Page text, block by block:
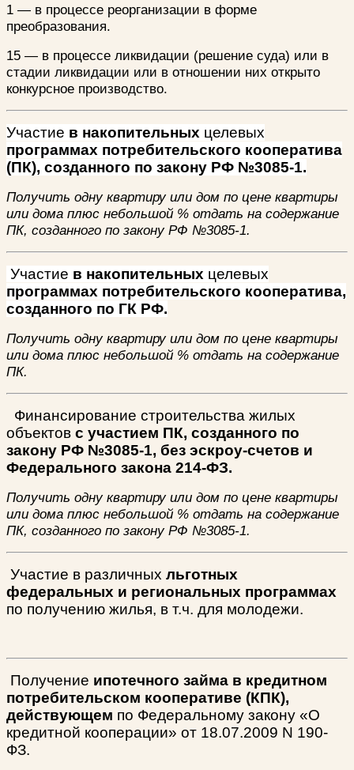
1 — в процессе реорганизации в форме
преобразования.
15 — в процессе ликвидации (решение суда) или в
стадии ликвидации или в отношении них открыто
конкурсное производство.
Участие в накопительных целевых
программах потребительского кооператива
(ПК), созданного по закону РФ №3085-1.
Получить одну квартиру или дом по цене квартиры
или дома плюс небольшой % отдать на содержание
ПК, созданного по закону РФ №3085-1.
Участие в накопительных целевых
программах потребительского кооператива,
созданного по ГК РФ.
Получить одну квартиру или дом по цене квартиры
или дома плюс небольшой % отдать на содержание
ПК.
Финансирование строительства жилых
объектов с участием ПК, созданного по
закону РФ №3085-1, без эскроу-счетов и
Федерального закона 214-ФЗ.
Получить одну квартиру или дом по цене квартиры
или дома плюс небольшой % отдать на содержание
ПК, созданного по закону РФ №3085-1.
Участие в различных льготных
федеральных и региональных программах
по получению жилья, в т.ч. для молодежи.
Получение ипотечного займа в кредитном
потребительском кооперативе (КПК),
действующем по Федеральному закону «О
кредитной кооперации» от 18.07.2009 N 190-
ФЗ.